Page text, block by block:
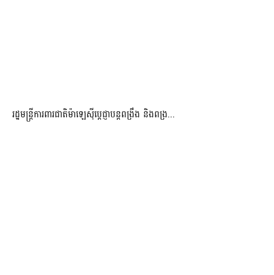
រដ្ឋមន្ត្រីការពារជាតិម៉ាឡេស៊ីប្ដេជ្ញាបន្តពង្រឹង និងពង្រ...